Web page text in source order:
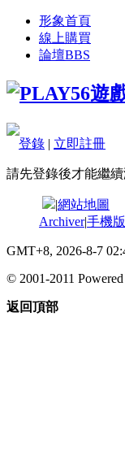
形象首頁
線上購買
論壇BBS
登錄 | 立即註冊
請先登錄後才能繼
|網站地圖
Archiver|手機版
GMT+8, 2026-8-7
© 2001-2011
返回頂部